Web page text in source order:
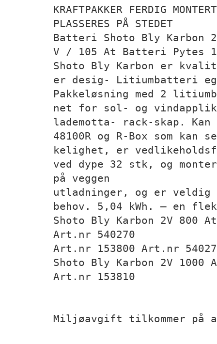
KRAFTPAKKER FERDIG
PLASSERES PÅ STEDET
Batteri Shoto Bly Karbon
V / 105 At Batteri Pytes 10
Shoto Bly Karbon er
er desig- Litiumbatteri
Pakkeløsning med 2
net for sol- og
lademotta- rack-skap.
48100R og R-Box som
kelighet, er
ved dype 32 stk, og
på veggen
utladninger, og er
behov. 5,04 kWh. – en
Shoto Bly Karbon 2V 800
Art.nr 540270
Art.nr 153800 Art.nr
Shoto Bly Karbon 2V 1000
Art.nr 153810
Miljøavgift tilkommer på